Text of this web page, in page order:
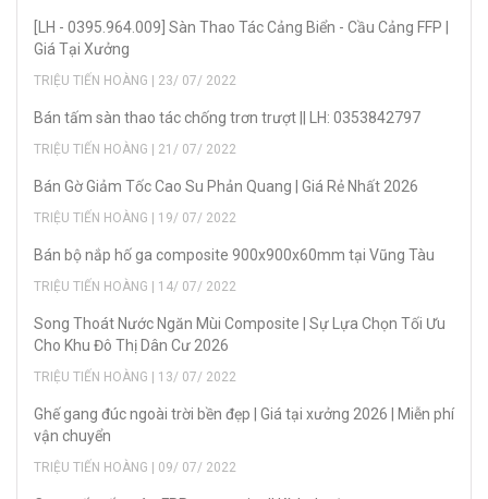
[LH - 0395.964.009] Sàn Thao Tác Cảng Biển - Cầu Cảng FFP |
Giá Tại Xưởng
TRIỆU TIẾN HOÀNG | 23/ 07/ 2022
Bán tấm sàn thao tác chống trơn trượt || LH: 0353842797
TRIỆU TIẾN HOÀNG | 21/ 07/ 2022
Bán Gờ Giảm Tốc Cao Su Phản Quang | Giá Rẻ Nhất 2026
TRIỆU TIẾN HOÀNG | 19/ 07/ 2022
Bán bộ nắp hố ga composite 900x900x60mm tại Vũng Tàu
TRIỆU TIẾN HOÀNG | 14/ 07/ 2022
Song Thoát Nước Ngăn Mùi Composite | Sự Lựa Chọn Tối Ưu
Cho Khu Đô Thị Dân Cư 2026
TRIỆU TIẾN HOÀNG | 13/ 07/ 2022
Ghế gang đúc ngoài trời bền đẹp | Giá tại xưởng 2026 | Miễn phí
vận chuyển
TRIỆU TIẾN HOÀNG | 09/ 07/ 2022